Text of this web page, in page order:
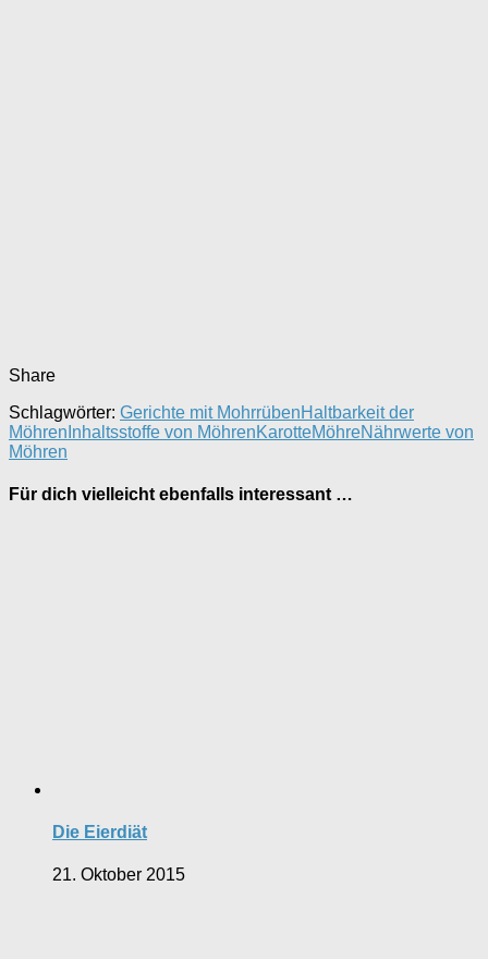
Share
Schlagwörter: Gerichte mit MohrrübenHaltbarkeit der
Möhren Inhaltsstoffe von MöhrenKarotteMöhreNährwerte von
Möhren
Für dich vielleicht ebenfalls interessant …
Die Eierdiät
21. Oktober 2015